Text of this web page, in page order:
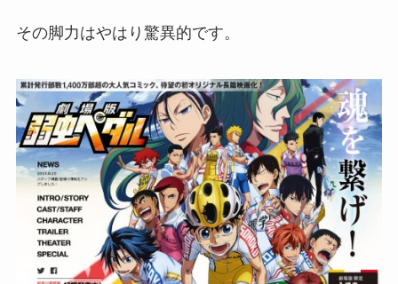
その脚力はやはり驚異的です。